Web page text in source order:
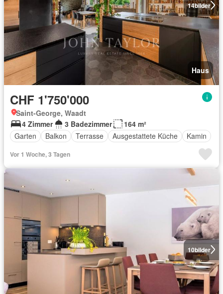
14bilder
Haus
CHF 1'750'000
Saint-George, Waadt
4 Zimmer
3 Badezimmer
164 m²
Garten
Balkon Terrasse Ausgestattete Küche Kamin
Vor 1 Woche, 3 Tagen
10bilder